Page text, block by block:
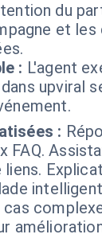
du
et les
: L'agent
upviral
:
FAQ.